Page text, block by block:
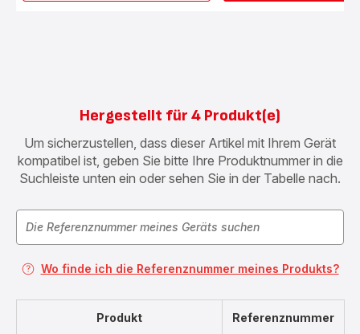
Hergestellt für 4 Produkt(e)
Um sicherzustellen, dass dieser Artikel mit Ihrem Gerät
kompatibel ist, geben Sie bitte Ihre Produktnummer in die
Suchleiste unten ein oder sehen Sie in der Tabelle nach.
Wo finde ich die Referenznummer meines Produkts?
Produkt Referenznummer